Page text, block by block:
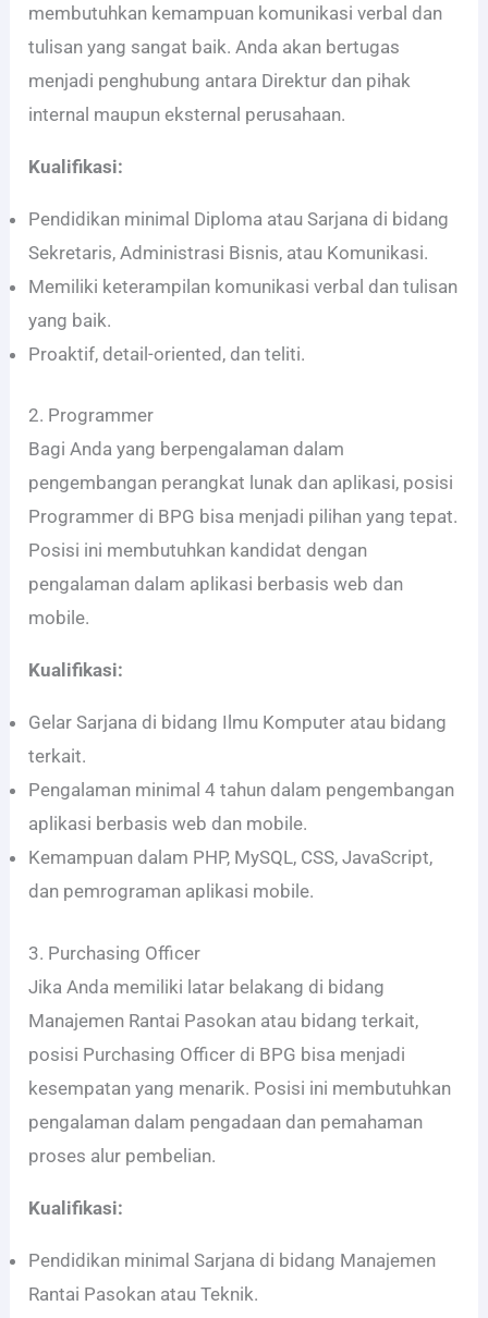
membutuhkan kemampuan komunikasi verbal dan
tulisan yang sangat baik. Anda akan bertugas
menjadi penghubung antara Direktur dan pihak
internal maupun eksternal perusahaan.
Kualifikasi:
Pendidikan minimal Diploma atau Sarjana di bidang
Sekretaris, Administrasi Bisnis, atau Komunikasi.
Memiliki keterampilan komunikasi verbal dan tulisan
yang baik.
Proaktif, detail-oriented, dan teliti.
2. Programmer
Bagi Anda yang berpengalaman dalam
pengembangan perangkat lunak dan aplikasi, posisi
Programmer di BPG bisa menjadi pilihan yang tepat.
Posisi ini membutuhkan kandidat dengan
pengalaman dalam aplikasi berbasis web dan
mobile.
Kualifikasi:
Gelar Sarjana di bidang Ilmu Komputer atau bidang
terkait.
Pengalaman minimal 4 tahun dalam pengembangan
aplikasi berbasis web dan mobile.
Kemampuan dalam PHP, MySQL, CSS, JavaScript,
dan pemrograman aplikasi mobile.
3. Purchasing Officer
Jika Anda memiliki latar belakang di bidang
Manajemen Rantai Pasokan atau bidang terkait,
posisi Purchasing Officer di BPG bisa menjadi
kesempatan yang menarik. Posisi ini membutuhkan
pengalaman dalam pengadaan dan pemahaman
proses alur pembelian.
Kualifikasi:
Pendidikan minimal Sarjana di bidang Manajemen
Rantai Pasokan atau Teknik.